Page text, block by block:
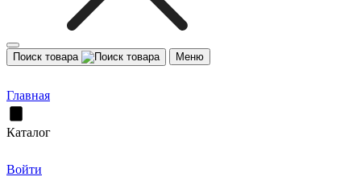
Поиск товара Меню
Главная
Каталог
Войти